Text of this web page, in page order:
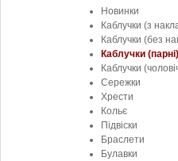
Новинки
Каблучки (з
Каблучки (без
Каблучки (парні)
Каблучки
Сережки
Хрести
Кольє
Підвіски
Браслети
Булавки